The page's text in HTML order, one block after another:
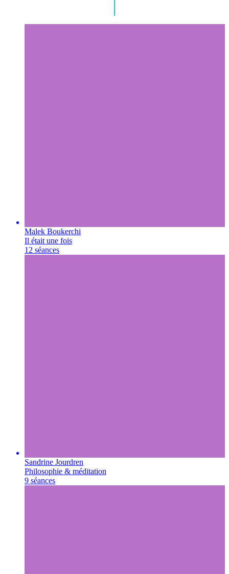
Malek Boukerchi
Il était une fois
12 séances
Sandrine Jourdren
Philosophie & méditation
9 séances